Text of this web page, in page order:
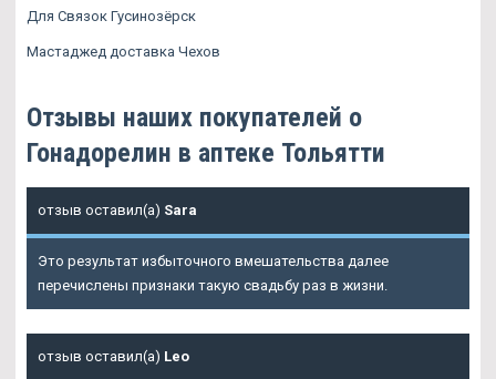
Для Связок Гусинозёрск
Мастаджед доставка Чехов
Отзывы наших покупателей о
Гонадорелин в аптеке Тольятти
отзыв оставил(а) Sara
Это результат избыточного вмешательства далее
перечислены признаки такую свадьбу раз в жизни.
отзыв оставил(а) Leo